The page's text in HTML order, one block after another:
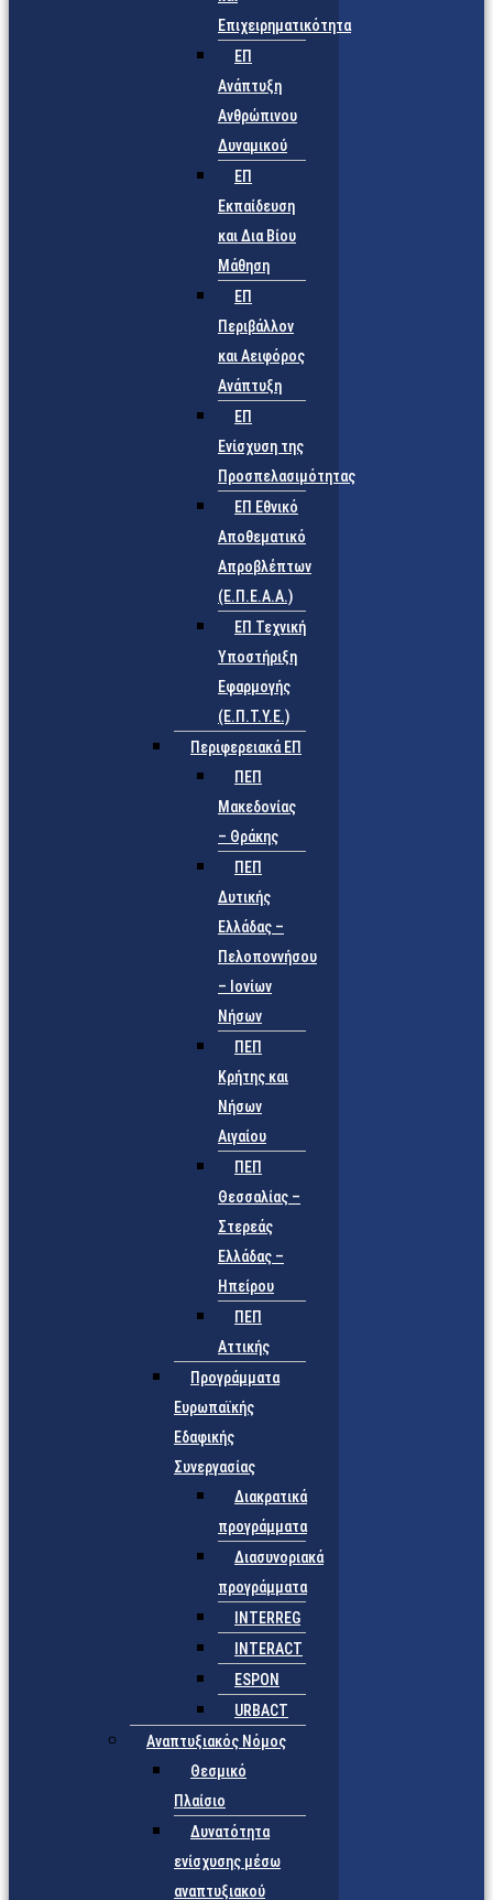
Επιχειρηματικότητα
ΕΠ
Ανάπτυξη
Ανθρώπινου
Δυναμικού
ΕΠ
Εκπαίδευση
και Δια Βίου
Μάθηση
ΕΠ
Περιβάλλον
και Αειφόρος
Ανάπτυξη
ΕΠ
Ενίσχυση της
Προσπελασιμότητας
ΕΠ Εθνικό
Αποθεματικό
Απροβλέπτων
(Ε.Π.Ε.Α.Α.)
ΕΠ Τεχνική
Υποστήριξη
Εφαρμογής
(Ε.Π.Τ.Υ.Ε.)
Περιφερειακά ΕΠ
ΠΕΠ
Μακεδονίας
– Θράκης
ΠΕΠ
Δυτικής
Ελλάδας –
Πελοποννήσου
– Ιονίων
Νήσων
ΠΕΠ
Κρήτης και
Νήσων
Αιγαίου
ΠΕΠ
Θεσσαλίας –
Στερεάς
Ελλάδας –
Ηπείρου
ΠΕΠ
Αττικής
Προγράμματα
Ευρωπαϊκής
Εδαφικής
Συνεργασίας
Διακρατικά
προγράμματα
Διασυνοριακά
προγράμματα
INTERREG
INTERACT
ESPON
URBACT
Αναπτυξιακός Νόμος
Θεσμικό
Πλαίσιο
Δυνατότητα
ενίσχυσης μέσω
αναπτυξιακού